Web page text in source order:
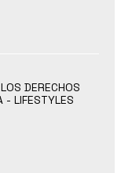
DERECHOS
- LIFESTYLES